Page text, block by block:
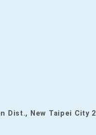
Dist., New Taipei City